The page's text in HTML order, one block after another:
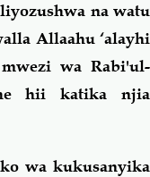
na watu
Allaahu ‘alayhi
wa Rabi'ul-
hii katika njia
wa kukusanyika